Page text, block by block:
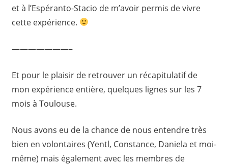
et à l’Espéranto-Stacio de m’avoir permis de vivre
cette expérience.
———————–
Et pour le plaisir de retrouver un récapitulatif de
mon expérience entière, quelques lignes sur les 7
mois à Toulouse.
Nous avons eu de la chance de nous entendre très
bien en volontaires (Yentl, Constance, Daniela et moi-
même) mais également avec les membres de